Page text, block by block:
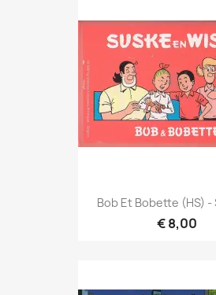
Bob Et Bobette (HS) -
€ 8,00